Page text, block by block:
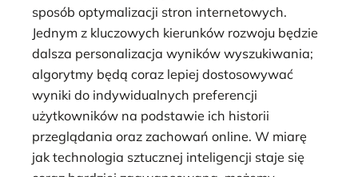
sposób optymalizacji stron internetowych.
Jednym z kluczowych kierunków rozwoju będzie
dalsza personalizacja wyników wyszukiwania;
algorytmy będą coraz lepiej dostosowywać
wyniki do indywidualnych preferencji
użytkowników na podstawie ich historii
przeglądania oraz zachowań online. W miarę
jak technologia sztucznej inteligencji staje się